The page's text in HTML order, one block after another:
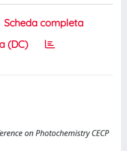
Scheda completa
(DC)
on Photochemistry CECP